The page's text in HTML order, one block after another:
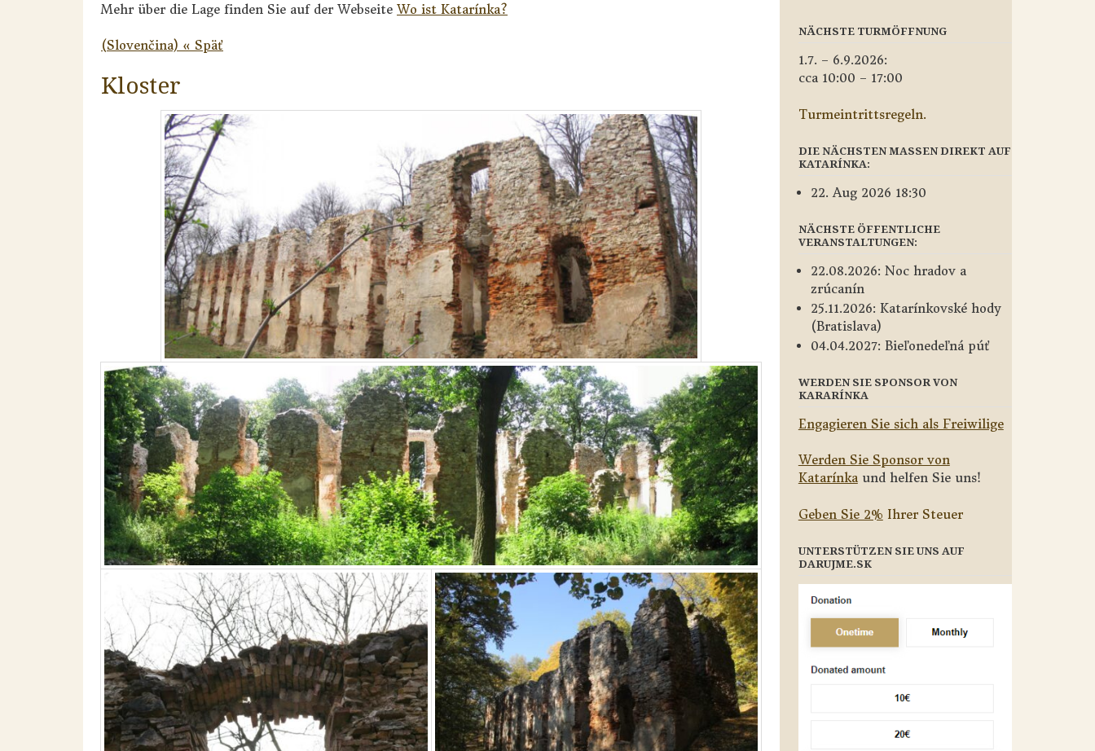
Mehr über die Lage finden Sie auf der Webseite Wo ist Katarínka?
(Slovenčina) « Späť
Kloster
NÄCHSTE TURMÖFFNUNG
1.7. – 6.9.2026:
cca 10:00 – 17:00
Turmeintrittsregeln.
DIE NÄCHSTEN MASSEN DIREKT AUF
KATARÍNKA:
22. Aug 2026 18:30
NÄCHSTE ÖFFENTLICHE
VERANSTALTUNGEN:
22.08.2026: Noc hradov a
zrúcanín
25.11.2026: Katarínkovské hody
(Bratislava)
04.04.2027: Bieľonedeľná púť
WERDEN SIE SPONSOR VON
KARARÍNKA
Engagieren Sie sich als Freiwilige
Werden Sie Sponsor von
Katarínkaund helfen Sie uns!
Geben Sie 2% Ihrer Steuer
UNTERSTÜTZEN SIE UNS AUF
DARUJME.SK